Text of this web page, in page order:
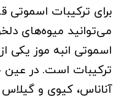
برای ترکیبات اسموتی
می‌توانید میوه‌های
اسموتی انبه موز یکی
ترکیبات است. در عین
آناناس، کیوی و